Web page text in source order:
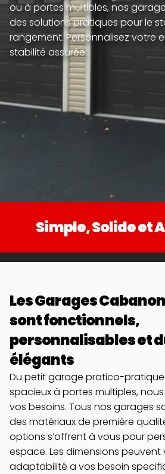
ou à portes multiples, nos
des solutions pratiques pour le
rangement. Personnalisez votre
stabilité assurée.
Simple, Solide et
Les Garages
sont fonctionnels,
personnalisables et
élégants
Du petit garage pratico-
spacieux à portes multiples,
vos besoins. Tous nos garages
des matériaux de première
options s’offrent à vous pour
espace. Les dimensions
adaptabilité a vos besoin